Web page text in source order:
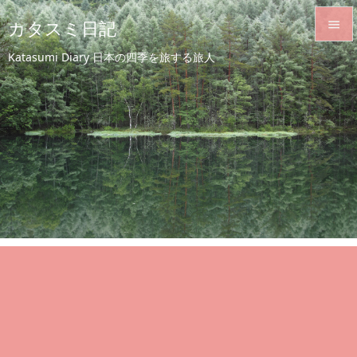
カタスミ日記
Katasumi Diary 日本の四季を旅する旅人


メニュ

サイド

前へ

次へ

検索